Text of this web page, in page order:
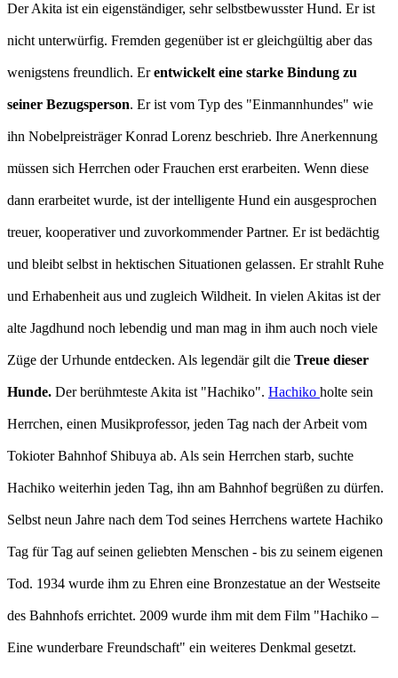
Der Akita ist ein eigenständiger, sehr selbstbewusster Hund. Er ist
nicht unterwürfig. Fremden gegenüber ist er gleichgültig aber das
wenigstens freundlich. Erentwickelt eine starke Bindung zu
seiner Bezugsperson. Er ist vom Typ des "Einmannhundes" wie
ihn Nobelpreisträger Konrad Lorenz beschrieb. Ihre Anerkennung
müssen sich Herrchen oder Frauchen erst erarbeiten. Wenn diese
dann erarbeitet wurde, ist der intelligente Hund ein ausgesprochen
treuer, kooperativer und zuvorkommender Partner. Er ist bedächtig
und bleibt selbst in hektischen Situationen gelassen. Er strahlt Ruhe
und Erhabenheit aus und zugleich Wildheit. In vielen Akitas ist der
alte Jagdhund noch lebendig und man mag in ihm auch noch viele
Züge der Urhunde entdecken. Als legendär gilt die Treue dieser
Hunde. Der berühmteste Akita ist "Hachiko". Hachiko holte sein
Herrchen, einen Musikprofessor, jeden Tag nach der Arbeit vom
Tokioter Bahnhof Shibuya ab. Als sein Herrchen starb, suchte
Hachiko weiterhin jeden Tag, ihn am Bahnhof begrüßen zu dürfen.
Selbst neun Jahre nach dem Tod seines Herrchens wartete Hachiko
Tag für Tag auf seinen geliebten Menschen - bis zu seinem eigenen
Tod. 1934 wurde ihm zu Ehren eine Bronzestatue an der Westseite
des Bahnhofs errichtet. 2009 wurde ihm mit dem Film "Hachiko –
Eine wunderbare Freundschaft" ein weiteres Denkmal gesetzt.